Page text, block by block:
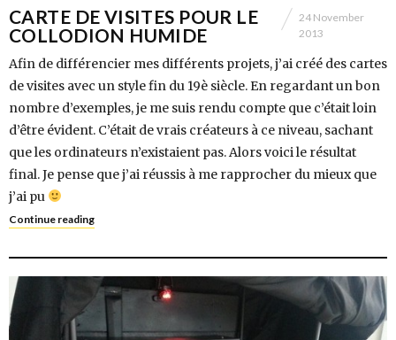
CARTE DE VISITES POUR LE
COLLODION HUMIDE
24 November
2013
Afin de différencier mes différents projets, j’ai créé des cartes
de visites avec un style fin du 19è siècle. En regardant un bon
nombre d’exemples, je me suis rendu compte que c’était loin
d’être évident. C’était de vrais créateurs à ce niveau, sachant
que les ordinateurs n’existaient pas. Alors voici le résultat
final. Je pense que j’ai réussis à me rapprocher du mieux que
j’ai pu
Continue reading